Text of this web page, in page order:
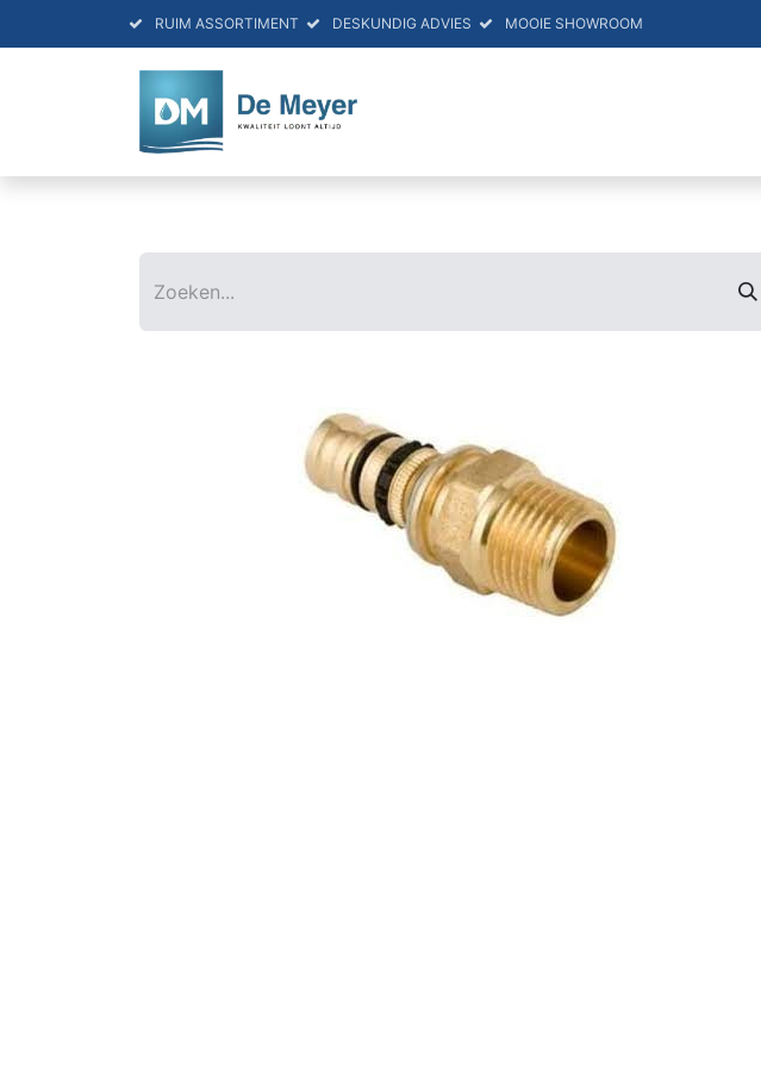
RUIM ASSORTIMENT DESKUNDIG ADVIES MOOIE SHOWROOM